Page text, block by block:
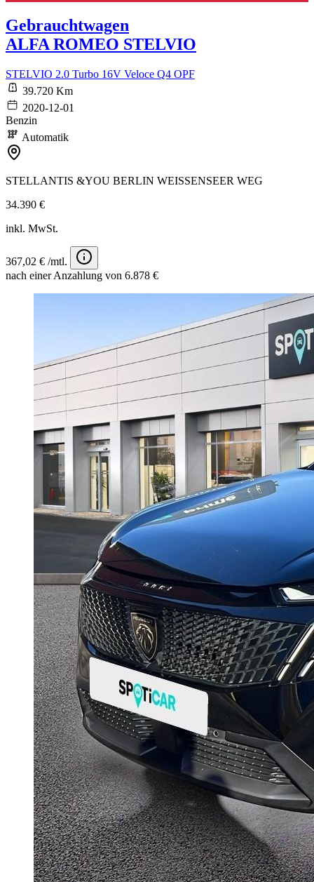
Gebrauchtwagen
ALFA ROMEO STELVIO
STELVIO 2.0 Turbo 16V Veloce Q4 OPF
39.720 Km
2020-12-01
Benzin
Automatik
STELLANTIS &YOU BERLIN WEISSENSEER WEG
34.390 €
inkl. MwSt.
367,02 € /mtl.
nach einer Anzahlung von 6.878 €